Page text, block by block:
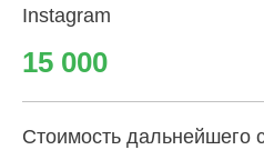
Instagram
15 000
Стоимость дальнейшего